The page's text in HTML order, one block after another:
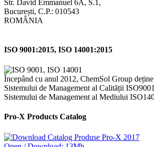
Str. David Emmanuel 6A, S.1,
București, C.P.: 010543
ROMÂNIA
ISO 9001:2015, ISO 14001:2015
Începând cu anul 2012, ChemSol Group
Sistemului de Management al Calității
Sistemului de Management al Mediului
Pro-X Products Catalog